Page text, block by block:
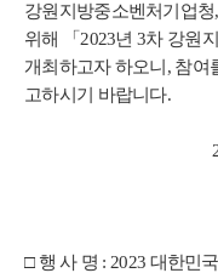
강원지방중소벤처기업
위해 「2023년 3차 강원
개최하고자 하오니, 참여
고하시기 바랍니다.
2023년
□ 행 사 명 : 2023 대한민